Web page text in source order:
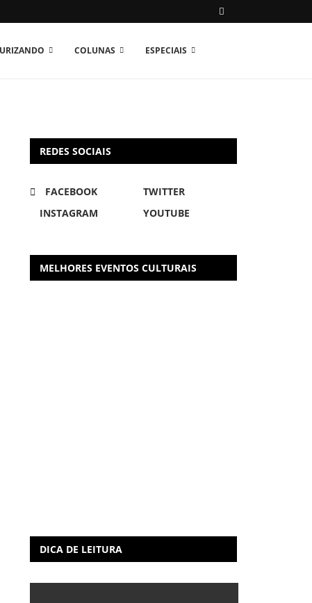
COLUNAS ESPECIAIS
REDES SOCIAIS
FACEBOOK
TWITTER
INSTAGRAM
YOUTUBE
MELHORES EVENTOS CULTURAIS
DICA DE LEITURA